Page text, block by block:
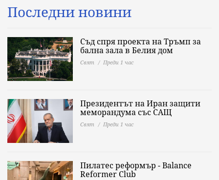
Последни новини
Съд спря проекта на Тръмп за
бална зала в Белия дом
Свят Преди 1 час
Президентът на Иран защити
меморандума със САЩ
Свят Преди 1 час
Пилатес реформър - Balance
Reformer Club